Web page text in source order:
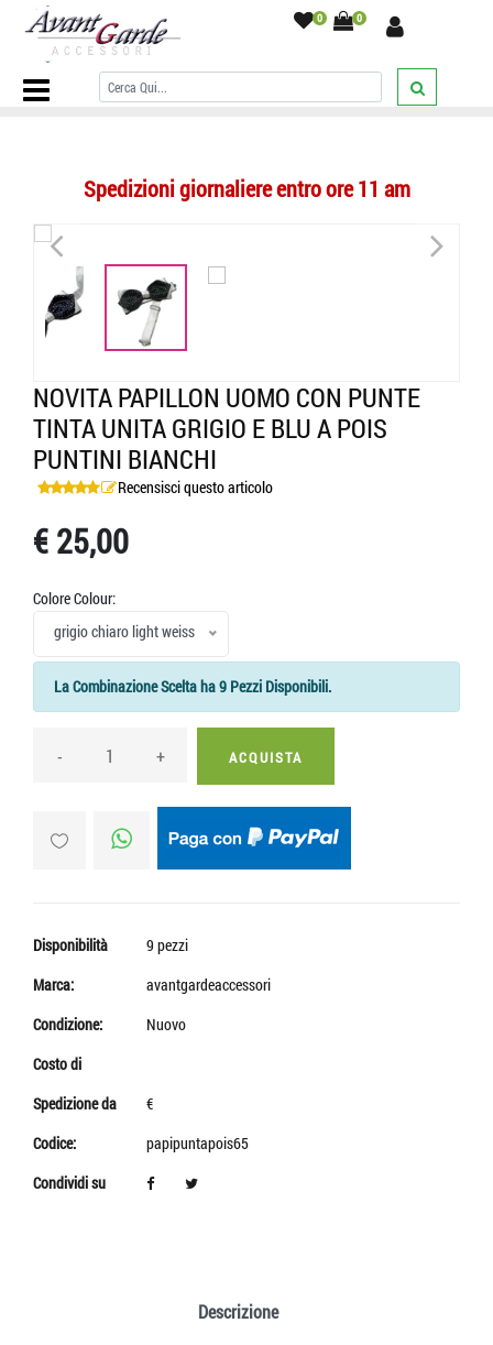
0 0
Home Page/PAPILLON/Particolari Con Punte/Novita PAPILLON
uomo con punte tinta unita grigio e blu a pois puntini bianchi
Spedizioni giornaliere entro ore 11 am
< >
NOVITA PAPILLON UOMO CON PUNTE
TINTA UNITA GRIGIO E BLU A POIS
PUNTINI BIANCHI
Recensisci questo articolo
€ 25,00
Colore Colour:
grigio chiaro light weiss
La Combinazione Scelta ha 9 Pezzi Disponibili.
- + ACQUISTA
Disponibilità
9 pezzi
Marca:
avantgardeaccessori
Condizione:
Nuovo
Costo di
Spedizione da
€
Codice:
papipuntapois65
Condividi su
Descrizione